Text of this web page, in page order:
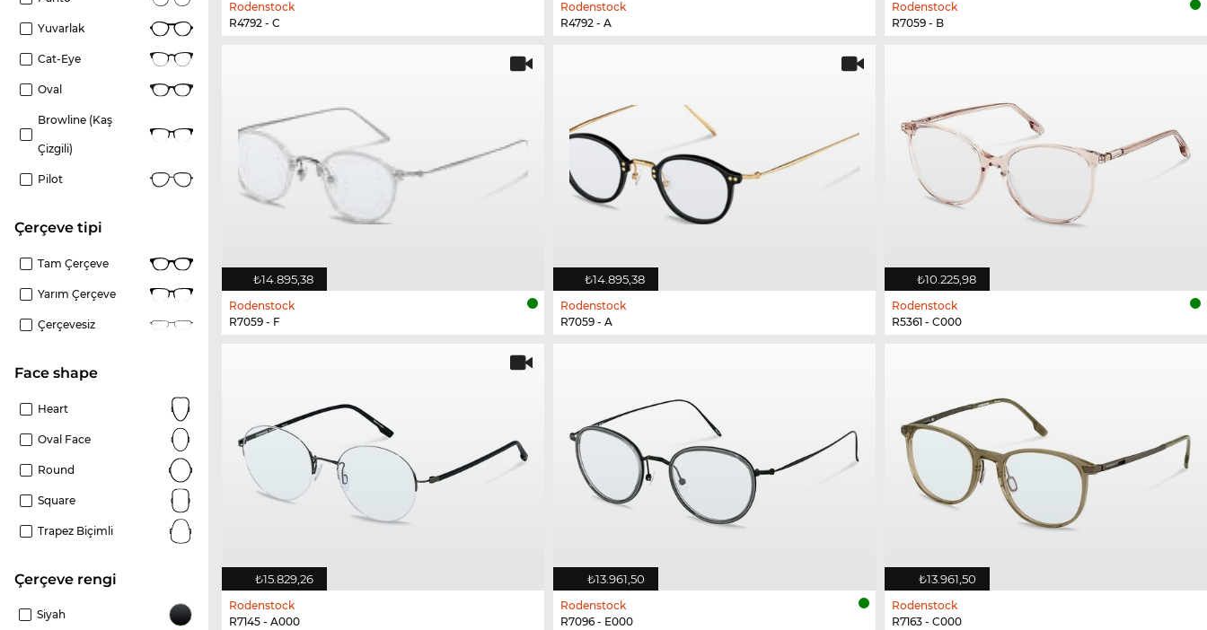
Yuvarlak
Cat-Eye
Oval
Browline (kaş
Çizgili)
Pilot
çerçeve tipi
Tam Çerçeve
Yarım Çerçeve
Çerçevesiz
Face shape
Heart
Oval Face
Round
Square
Trapez Biçimli
çerçeve rengi
Siyah
Rodenstock
R4792 - C
Rodenstock
R4792 - A
Rodenstock
R7059 - B
₺14.895,38
Rodenstock
R7059 - F
₺14.895,38
Rodenstock
R7059 - A
₺10.225,98
Rodenstock
R5361 - C000
₺15.829,26
Rodenstock
R7145 - A000
₺13.961,50
Rodenstock
R7096 - E000
₺13.961,50
Rodenstock
R7163 - C000